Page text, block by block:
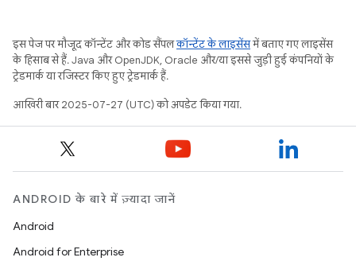
इस पेज पर मौजूद कॉन्टेंट और कोड सैंपलकॉन्टेंट के लाइसेंसमें बताए गए लाइसेंस
के हिसाब से हैं. Java और OpenJDK, Oracle और/या इससे जुड़ी हुई कंपनियों के
ट्रेडमार्क या रजिस्टर किए हुए ट्रेडमार्क हैं.
आखिरी बार 2025-07-27 (UTC) को अपडेट किया गया.
ANDROID के बारे में ज़्यादा जानें
Android
Android for Enterprise